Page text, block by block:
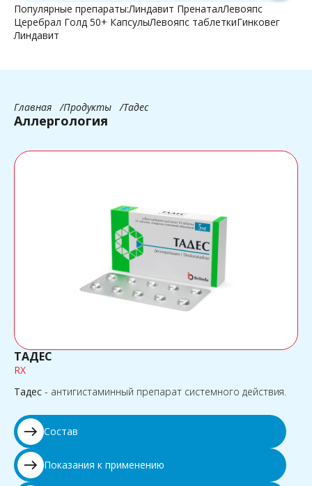
Популярные препараты:Линдавит ПренаталЛевояпс
Церебрал Голд 50+ КапсулыЛевояпс таблеткиГинковег
Линдавит
Аллергология
Главная Продукты Тадес
ТАДЕС
RX
Тадес - антигистаминный препарат системного действия.
east Состав
east Показания к применению